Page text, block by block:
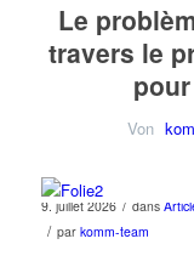
Le
travers le
Von
9. juillet 2026 / dans
/ par komm-team